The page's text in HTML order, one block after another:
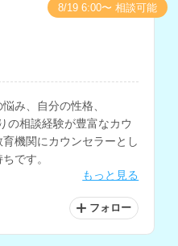
み、自分の性格、
の相談経験が豊富なカウ
機関にカウンセラーとし
です。
もっと見る
フォロー
8/19 6:00〜 相談可能